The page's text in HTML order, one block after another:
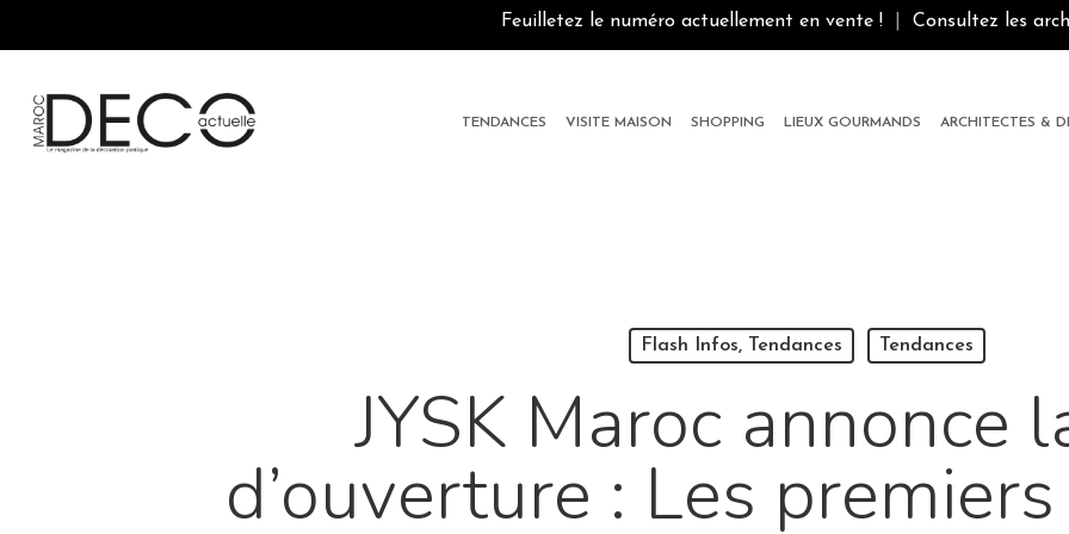
Feuilletez le numéro actuellement en vente ! Consultez les
content
TENDANCES VISITE MAISON SHOPPING LIEUX GOURMANDS ARCHITECTES &
Flash Infos, Tendances Tendances
JYSK Maroc annonce
d’ouverture : Les